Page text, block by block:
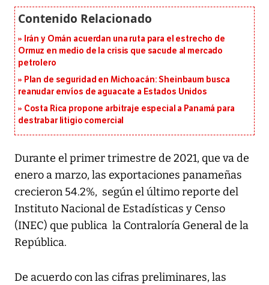
Irán y Omán acuerdan una ruta para el estrecho de
Ormuz en medio de la crisis que sacude al mercado
petrolero
Plan de seguridad en Michoacán: Sheinbaum busca
reanudar envíos de aguacate a Estados Unidos
Costa Rica propone arbitraje especial a Panamá para
destrabar litigio comercial
Durante el primer trimestre de 2021, que va de
enero a marzo, las exportaciones panameñas
crecieron 54.2%, según el último reporte del
Instituto Nacional de Estadísticas y Censo
(INEC) que publica la Contraloría General de la
República.
De acuerdo con las cifras preliminares, las